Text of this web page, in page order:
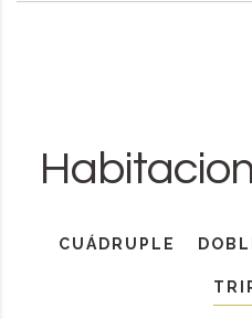
CUÁDRUPLE